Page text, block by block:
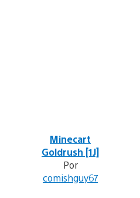
Minecart
Goldrush [1J]
Por
comishguy67